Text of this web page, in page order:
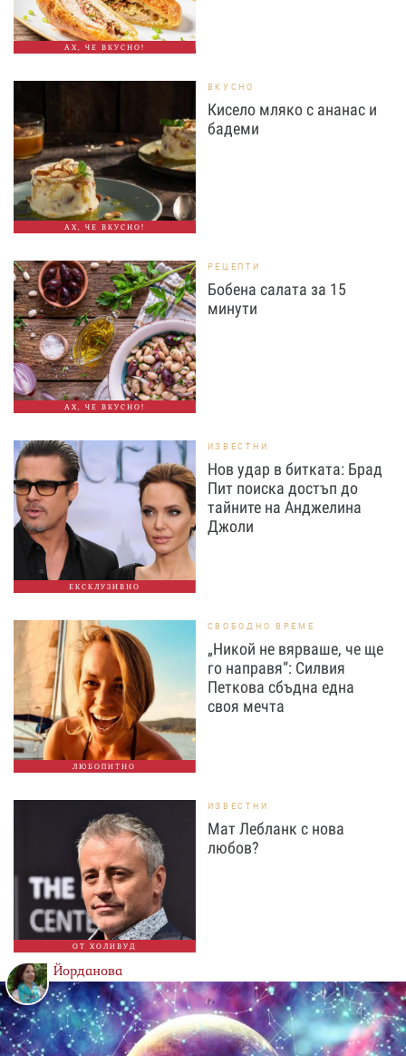
АХ, ЧЕ ВКУСНО!
АХ, ЧЕ ВКУСНО!
ВКУСНО
Кисело мляко с ананас и
бадеми
АХ, ЧЕ ВКУСНО!
РЕЦЕПТИ
Бобена салата за 15
минути
ЕКСКЛУЗИВНО
ИЗВЕСТНИ
Нов удар в битката: Брад
Пит поиска достъп до
тайните на Анджелина
Джоли
ЛЮБОПИТНО
СВОБОДНО ВРЕМЕ
„Никой не вярваше, че ще
го направя“: Силвия
Петкова сбъдна една
своя мечта
ОТ ХОЛИВУД
ИЗВЕСТНИ
Мат Лебланк с нова
любов?
Йорданова